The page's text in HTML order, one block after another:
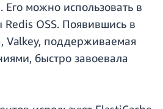
Его можно использовать в
Redis OSS. Появившись в
Valkey, поддерживаемая
быстро завоевала